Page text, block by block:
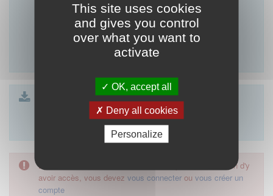
This site uses cookies
and gives you control
over what you want to
activate
OK, accept all
Deny all cookies
Personalize
Lien vers les commentaires du CNOM de l'article :
Article R.4127-88 du code de santé publique
Formulaire article 88| 23 Ko
Formulaire article 88 SCP | 23 Ko
Formulaire article 88 SEL| 23 Ko
L'accès à cette démarche ne vous est pas autorisé. Afin d'y
avoir accès, vous devez vous connecter ou vous créer un
compte